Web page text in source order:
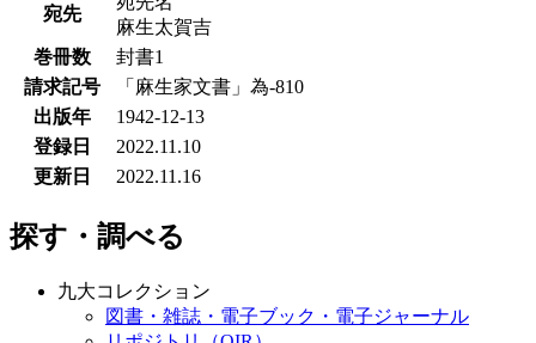
宛先
麻生太賀吉
巻冊数
封書1
請求記号
「麻生家文書」為-810
出版年
1942-12-13
登録日
2022.11.10
更新日
2022.11.16
探す・調べる
九大コレクション
図書・雑誌・電子ブック・電子ジャーナル